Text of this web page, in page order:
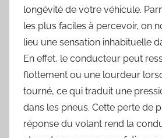
longévité de votre véhicule.
les plus faciles à percevoir, on
lieu une sensation inhabituelle
En effet, le conducteur peut
flottement ou une lourdeur
tourné, ce qui traduit une
dans les pneus. Cette perte de
réponse du volant rend la